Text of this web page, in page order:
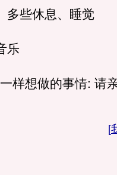
些休息、睡觉
乐
想做的事情: 请
[